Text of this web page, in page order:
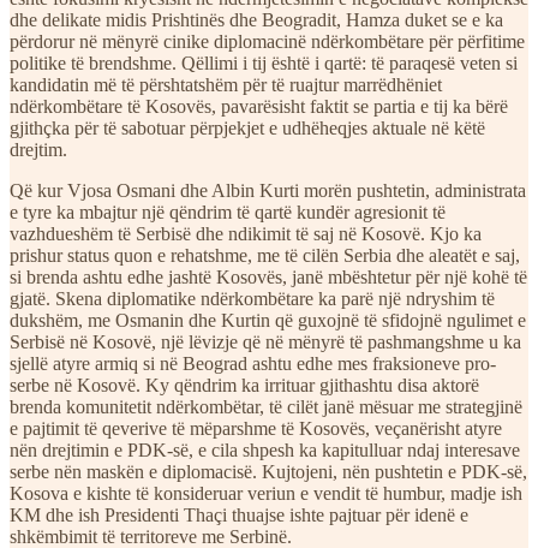
dhe delikate midis Prishtinës dhe Beogradit, Hamza duket se e ka
përdorur në mënyrë cinike diplomacinë ndërkombëtare për përfitime
politike të brendshme. Qëllimi i tij është i qartë: të paraqesë veten si
kandidatin më të përshtatshëm për të ruajtur marrëdhëniet
ndërkombëtare të Kosovës, pavarësisht faktit se partia e tij ka bërë
gjithçka për të sabotuar përpjekjet e udhëheqjes aktuale në këtë
drejtim.
Që kur Vjosa Osmani dhe Albin Kurti morën pushtetin, administrata
e tyre ka mbajtur një qëndrim të qartë kundër agresionit të
vazhdueshëm të Serbisë dhe ndikimit të saj në Kosovë. Kjo ka
prishur status quon e rehatshme, me të cilën Serbia dhe aleatët e saj,
si brenda ashtu edhe jashtë Kosovës, janë mbështetur për një kohë të
gjatë. Skena diplomatike ndërkombëtare ka parë një ndryshim të
dukshëm, me Osmanin dhe Kurtin që guxojnë të sfidojnë ngulimet e
Serbisë në Kosovë, një lëvizje që në mënyrë të pashmangshme u ka
sjellë atyre armiq si në Beograd ashtu edhe mes fraksioneve pro-
serbe në Kosovë. Ky qëndrim ka irrituar gjithashtu disa aktorë
brenda komunitetit ndërkombëtar, të cilët janë mësuar me strategjinë
e pajtimit të qeverive të mëparshme të Kosovës, veçanërisht atyre
nën drejtimin e PDK-së, e cila shpesh ka kapitulluar ndaj interesave
serbe nën maskën e diplomacisë. Kujtojeni, nën pushtetin e PDK-së,
Kosova e kishte të konsideruar veriun e vendit të humbur, madje ish
KM dhe ish Presidenti Thaçi thuajse ishte pajtuar për idenë e
shkëmbimit të territoreve me Serbinë.